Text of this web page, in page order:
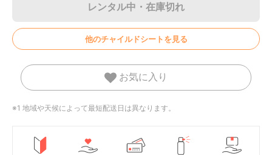
レンタル中・在庫切れ
他のチャイルドシートを見る
お気に入り
※1 地域や天候によって最短配送日は異なります。